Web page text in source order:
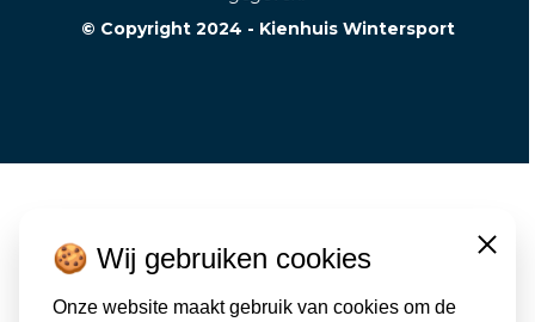
© Copyright 2024 - Kienhuis Wintersport
🍪 Wij gebruiken cookies
Onze website maakt gebruik van cookies om de
Close